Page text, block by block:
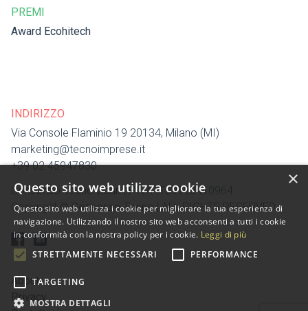
PREMI
Award Ecohitech
INDIRIZZO
Via Console Flaminio 19 20134, Milano (MI)
marketing@tecnoimprese.it
+39 02 45947830
Consorzio Tecno Scarl | P.IVA IT09998410964
Copyright © Consorzio Tecno | ALL RIGHTS RESERVED
About
Privacy
×
Questo sito web utilizza cookie
Questo sito web utilizza i cookie per migliorare la tua esperienza di
navigazione. Utilizzando il nostro sito web acconsenti a tutti i cookie
in conformità con la nostra policy per i cookie. Leggi di più
STRETTAMENTE NECESSARI
PERFORMANCE
TARGETING
MOSTRA DETTAGLI